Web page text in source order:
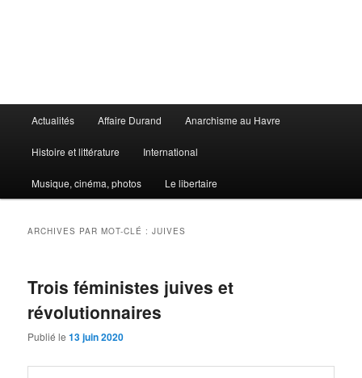
principal
Actualités Affaire Durand Anarchisme au Havre
Histoire et littérature International
Musique, cinéma, photos Le libertaire
ARCHIVES PAR MOT-CLÉ :JUIVES
Trois féministes juives et
révolutionnaires
Publié le13 juin 2020